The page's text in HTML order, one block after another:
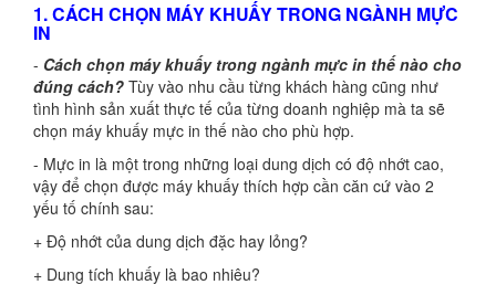
1. CÁCH CHỌN MÁY KHUẤY TRONG NGÀNH MỰC
IN
- Cách chọn máy khuấy trong ngành mực in thế nào cho
đúng cách? Tùy vào nhu cầu từng khách hàng cũng như
tình hình sản xuất thực tế của từng doanh nghiệp mà ta sẽ
chọn máy khuấy mực in thế nào cho phù hợp.
- Mực in là một trong những loại dung dịch có độ nhớt cao,
vậy để chọn được máy khuấy thích hợp cần căn cứ vào 2
yếu tố chính sau:
+ Độ nhớt của dung dịch đặc hay lỏng?
+ Dung tích khuấy là bao nhiêu?